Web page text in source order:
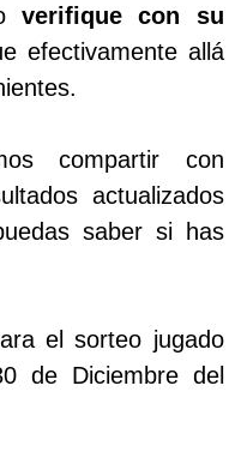
verifique con su
efectivamente allá
compartir con
actualizados
saber si has
el sorteo jugado
de Diciembre del